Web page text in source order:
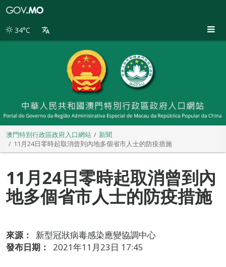
別
34°C
澳門特別行政區政府入口網站
新聞
11月24日零時起取消曾到內地多個省市人士的防疫措施
11月24日零時起取消曾到內
地多個省市人士的防疫措施
來源：
新型冠狀病毒感染應變協調中心
發布日期：
2021年11月23日 17:45